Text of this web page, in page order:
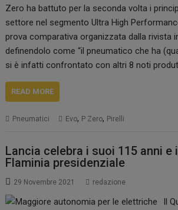
Zero ha battuto per la seconda volta i
settore nel segmento Ultra High
prova comparativa organizzata dalla rivista
definendolo come “il pneumatico che ha
si è infatti confrontato con altri 8 noti
READ MORE
Pneumatici Evo, P Zero, Pirelli
Lancia celebra i suoi 115 anni e
Flaminia presidenziale
29 Novembre 2021 redazione
Il